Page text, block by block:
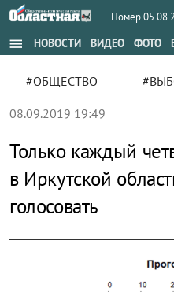
Номер
menu НОВОСТИ ВИДЕО ФОТО
#ОБЩЕСТВО
08.09.2019 19:49
Только каждый
в Иркутской
голосовать